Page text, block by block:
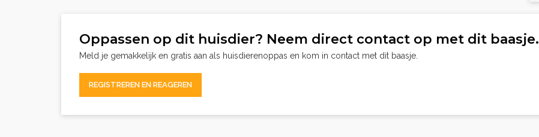
Oppassen op dit huisdier? Neem direct contact op met dit baasje.
Meld je gemakkelijk en gratis aan als huisdierenoppas en kom in contact met dit baasje.
REGISTREREN EN REAGEREN